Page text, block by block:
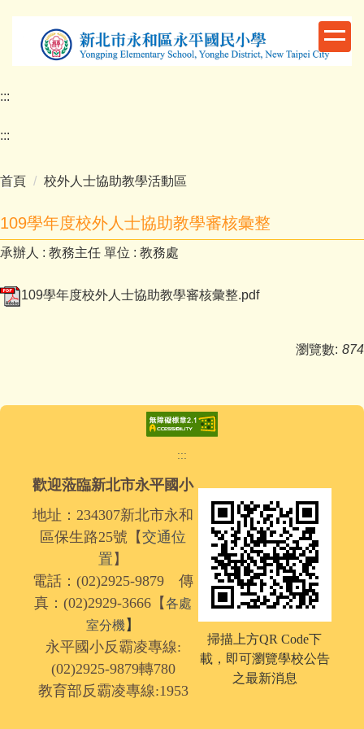
內
區
:::
:::
首頁 校外人士協助教學活動區
109學年度校外人士協助教學審核彙整
承辦人 : 教務主任 單位 : 教務處
109學年度校外人士協助教學審核彙整.pdf
瀏覽數: 874
:::
歡迎蒞臨新北市永平國小
地址：234307新北市永和
區保生路25號【交通位
置 】
電話：(02)2925-9879 傳
真：(02)2929-3666【各處
室分機】
永平國小反霸凌專線:
(02)2925-9879轉780
教育部反霸凌專線:1953
掃描上方QR Code下
載， 即可瀏覽學校公告
之最新消息